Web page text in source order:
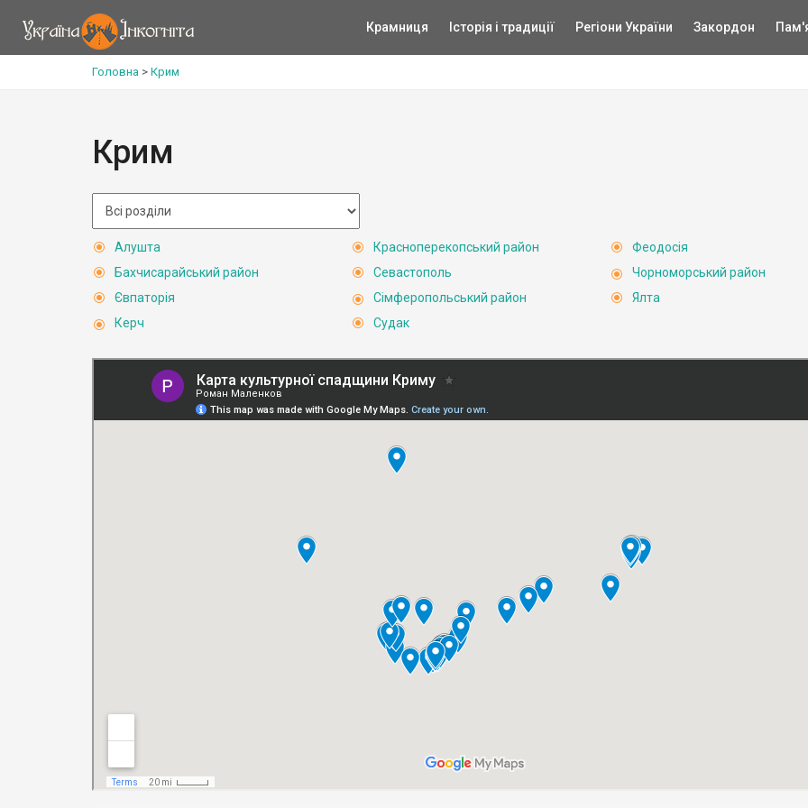
Крамниця Історія і традиції Регіони України Закордон
Головна > Крим
Крим
Алушта
Бахчисарайський район
Євпаторія
Керч
Красноперекопський район
Севастополь
Сімферопольський район
Судак
Феодосія
Чорноморський район
Ялта